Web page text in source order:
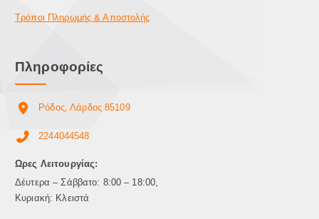
Τρόποι Πληρωμής & Αποστολής
Πληροφορίες
Ρόδος, Λάρδος 85109
2244044548
Ωρες Λειτουργίας:
Δέυτερα – Σάββατο: 8:00 – 18:00,
Κυριακή: Κλειστά